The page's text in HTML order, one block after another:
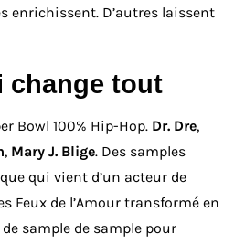
enrichissent. D’autres laissent
change tout
Bowl 100% Hip-Hop. Dr. Dre,
, Mary J. Blige. Des samples
qui vient d’un acteur de
Feux de l’Amour transformé en
sample de sample pour